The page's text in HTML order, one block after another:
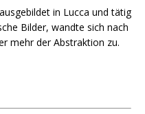
in Lucca und tätig
Bilder, wandte sich nach
mehr der Abstraktion zu.